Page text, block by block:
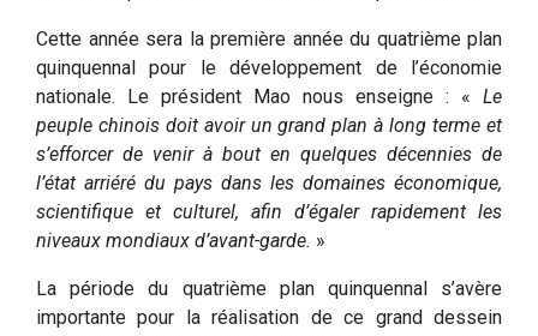
Cette année sera la première année du quatrième plan
quinquennal pour le développement de l’économie
nationale. Le président Mao nous enseigne : « Le
peuple chinois doit avoir un grand plan à long terme et
s’efforcer de venir à bout en quelques décennies de
l’état arriéré du pays dans les domaines économique,
scientifique et culturel, afin d’égaler rapidement les
niveaux mondiaux d’avant-garde. »
La période du quatrième plan quinquennal s’avère
importante pour la réalisation de ce grand dessein